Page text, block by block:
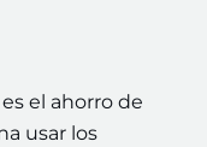
el ahorro de
usar los